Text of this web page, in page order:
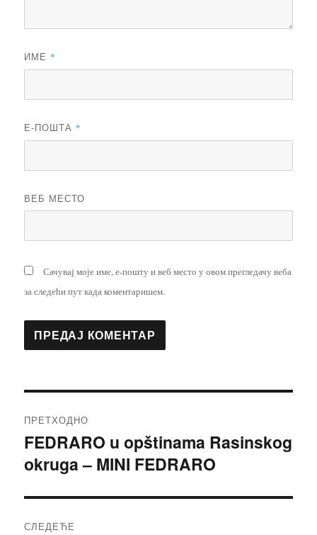
ИМЕ *
Е-ПОШТА *
ВЕБ МЕСТО
Сачувај моје име, е-пошту и веб место у овом прегледачу веба
за следећи пут када коментаришем.
чланка
ПРЕТХОДНО
Претходни
чланак:
FEDRARO u opštinama Rasinskog
okruga – MINI FEDRARO
СЛЕДЕЋЕ